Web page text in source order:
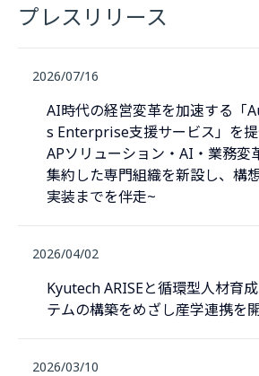
プレスリリース
2026/07/16
AI時代の経営変革を加速する「
s Enterprise支援サービス」を
APソリューション・AI・業務変
集約した専門組織を新設し、構
実装までを伴走~
2026/04/02
Kyutech ARISEと循環型人材育
テムの構築をめざし産学連携を
2026/03/10